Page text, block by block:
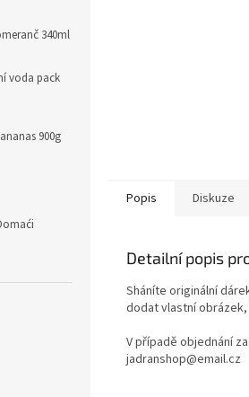
340ml
voda pack
900g
Popis Diskuze
Detailní popis
Sháníte originální
dodat vlastní
V případě objednání
jadranshop@email.cz